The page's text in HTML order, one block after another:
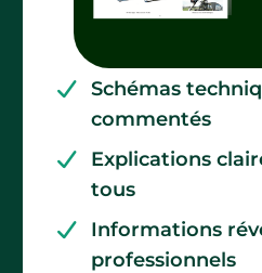
Schémas
commentés
Explications
tous
Informations
professionnels